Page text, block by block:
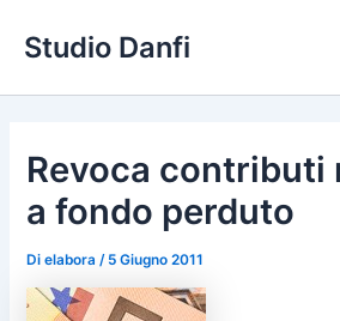
Studio Danfi
Revoca contributi
a fondo perduto
Dielabora / 5 Giugno 2011